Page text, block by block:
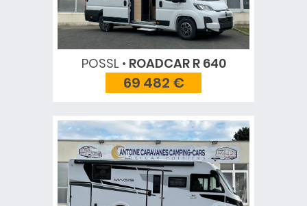
POSSL ROADCAR R 640
69 482 €